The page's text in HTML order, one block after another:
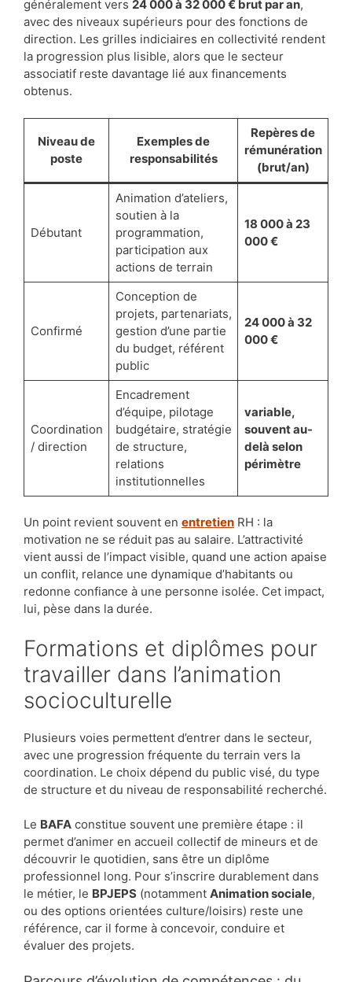
généralement vers 24 000 à 32 000 € brut par an,
avec des niveaux supérieurs pour des fonctions de
direction. Les grilles indiciaires en collectivité rendent
la progression plus lisible, alors que le secteur
associatif reste davantage lié aux financements
obtenus.
Niveau de
poste
Exemples de
responsabilités
Repères de
rémunération
(brut/an)
Débutant
Animation d’ateliers,
soutien à la
programmation,
participation aux
actions de terrain
18 000 à 23
000 €
Confirmé
Conception de
projets, partenariats,
gestion d’une partie
du budget, référent
public
24 000 à 32
000 €
Coordination
/ direction
Encadrement
d’équipe, pilotage
budgétaire, stratégie
de structure,
relations
institutionnelles
variable,
souvent au-
delà selon
périmètre
Un point revient souvent en entretien RH : la
motivation ne se réduit pas au salaire. L’attractivité
vient aussi de l’impact visible, quand une action apaise
un conflit, relance une dynamique d’habitants ou
redonne confiance à une personne isolée. Cet impact,
lui, pèse dans la durée.
Formations et diplômes pour
travailler dans l’animation
socioculturelle
Plusieurs voies permettent d’entrer dans le secteur,
avec une progression fréquente du terrain vers la
coordination. Le choix dépend du public visé, du type
de structure et du niveau de responsabilité recherché.
Le BAFA constitue souvent une première étape : il
permet d’animer en accueil collectif de mineurs et de
découvrir le quotidien, sans être un diplôme
professionnel long. Pour s’inscrire durablement dans
le métier, le BPJEPS (notamment Animation sociale,
ou des options orientées culture/loisirs) reste une
référence, car il forme à concevoir, conduire et
évaluer des projets.